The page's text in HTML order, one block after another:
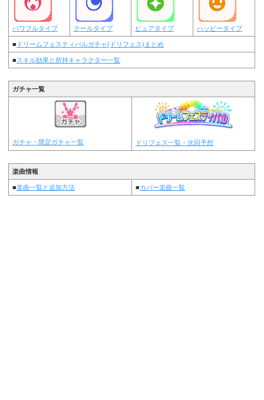
パワフルタイプ クールタイプ ピュアタイプ ハッピータイプ
■ ドリームフェスティバルガチャ(ドリフェス)まとめ
■スキル効果と所持キャラクター一覧
ガチャ一覧
ガチャ・限定ガチャ一覧 ドリフェス一覧・次回予想
楽曲情報
■楽曲一覧と追加方法 ■カバー楽曲一覧